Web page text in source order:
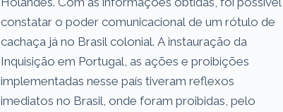
constatar o poder comunicacional de um rótulo de
cachaça já no Brasil colonial. A instauração da
Inquisição em Portugal, as ações e proibições
implementadas nesse país tiveram reflexos
imediatos no Brasil, onde foram proibidas, pelo